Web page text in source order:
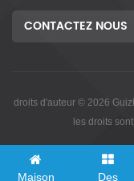
CONTACTEZ NOUS
droits d'auteur © 2026
les droits
Maison Des